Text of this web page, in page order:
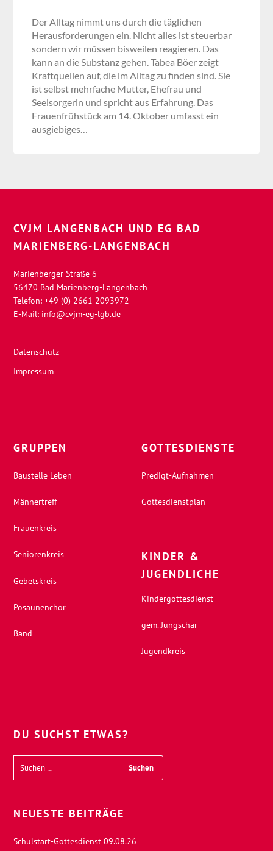
Der Alltag nimmt uns durch die täglichen
Herausforderungen ein. Nicht alles ist steuerbar
sondern wir müssen bisweilen reagieren. Das
kann an die Substanz gehen. Tabea Böer zeigt
Kraftquellen auf, die im Alltag zu finden sind. Sie
ist selbst mehrfache Mutter, Ehefrau und
Seelsorgerin und spricht aus Erfahrung. Das
Frauenfrühstück am 14. Oktober umfasst ein
ausgiebiges…
CVJM LANGENBACH UND EG BAD
MARIENBERG-LANGENBACH
Marienberger Straße 6
56470 Bad Marienberg-Langenbach
Telefon: +49 (0) 2661 2093972
E-Mail: info@cvjm-eg-lgb.de
Datenschutz
Impressum
GRUPPEN
Baustelle Leben
Männertreff
Frauenkreis
Seniorenkreis
Gebetskreis
Posaunenchor
Band
GOTTESDIENSTE
Predigt-Aufnahmen
Gottesdienstplan
KINDER &
JUGENDLICHE
Kindergottesdienst
gem. Jungschar
Jugendkreis
DU SUCHST ETWAS?
NEUESTE BEITRÄGE
Schulstart-Gottesdienst 09.08.26